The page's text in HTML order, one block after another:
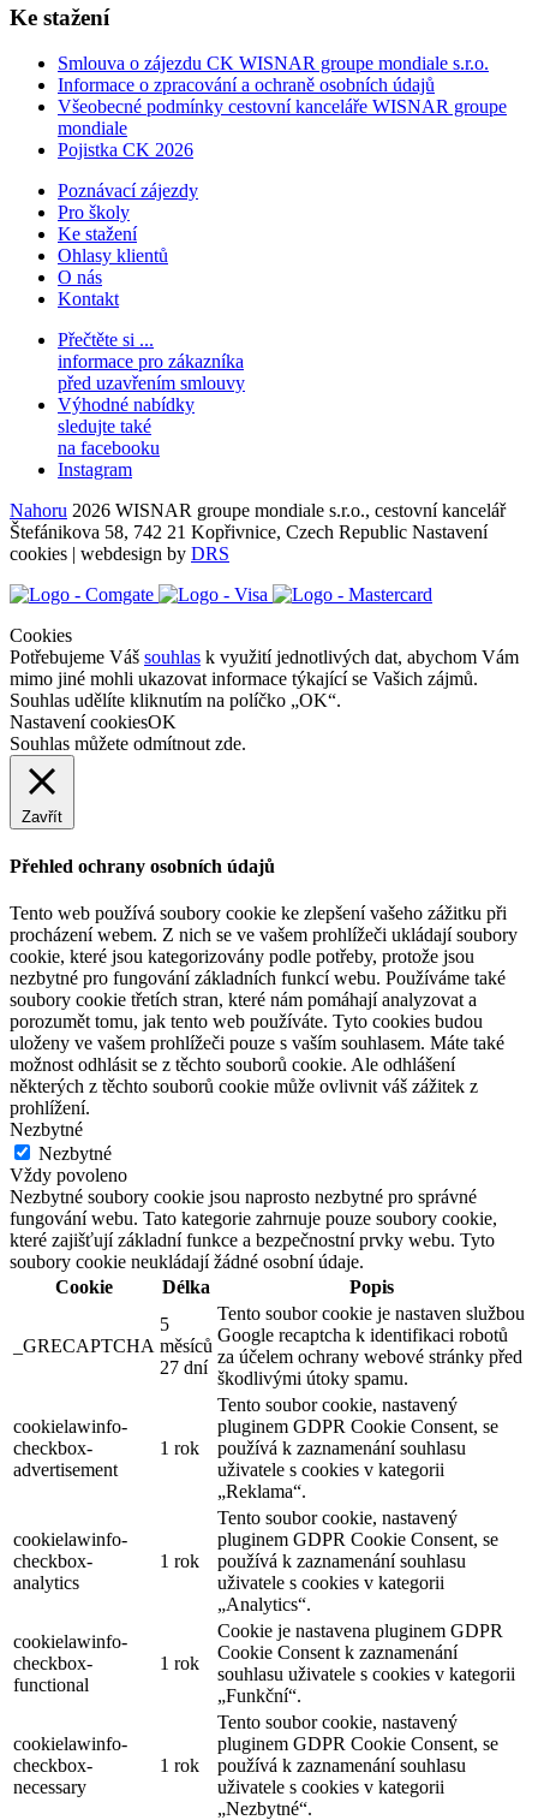
Ke stažení
Smlouva o zájezdu CK WISNAR groupe mondiale s.r.o.
Informace o zpracování a ochraně osobních údajů
Všeobecné podmínky cestovní kanceláře WISNAR groupe
mondiale
Pojistka CK 2026
Poznávací zájezdy
Pro školy
Ke stažení
Ohlasy klientů
O nás
Kontakt
Přečtěte si ...
informace pro zákazníka
před uzavřením smlouvy
Výhodné nabídky
sledujte také
na facebooku
Instagram
Nahoru 2026 WISNAR groupe mondiale s.r.o., cestovní kancelář
Štefánikova 58, 742 21 Kopřivnice, Czech Republic Nastavení
cookies | webdesign by DRS
Cookies
Potřebujeme Váš souhlas k využití jednotlivých dat, abychom Vám
mimo jiné mohli ukazovat informace týkající se Vašich zájmů.
Souhlas udělíte kliknutím na políčko „OK“.
Nastavení cookiesOK
Souhlas můžete odmítnout zde.
Zavřít
Přehled ochrany osobních údajů
Tento web používá soubory cookie ke zlepšení vašeho zážitku při
procházení webem. Z nich se ve vašem prohlížeči ukládají soubory
cookie, které jsou kategorizovány podle potřeby, protože jsou
nezbytné pro fungování základních funkcí webu. Používáme také
soubory cookie třetích stran, které nám pomáhají analyzovat a
porozumět tomu, jak tento web používáte. Tyto cookies budou
uloženy ve vašem prohlížeči pouze s vaším souhlasem. Máte také
možnost odhlásit se z těchto souborů cookie. Ale odhlášení
některých z těchto souborů cookie může ovlivnit váš zážitek z
prohlížení.
Nezbytné
Nezbytné
Vždy povoleno
Nezbytné soubory cookie jsou naprosto nezbytné pro správné
fungování webu. Tato kategorie zahrnuje pouze soubory cookie,
které zajišťují základní funkce a bezpečnostní prvky webu. Tyto
soubory cookie neukládají žádné osobní údaje.
Cookie
Délka Popis
_GRECAPTCHA
5
měsíců
27 dní
Tento soubor cookie je nastaven službou
Google recaptcha k identifikaci robotů
za účelem ochrany webové stránky před
škodlivými útoky spamu.
cookielawinfo-
checkbox-
advertisement
1 rok
Tento soubor cookie, nastavený
pluginem GDPR Cookie Consent, se
používá k zaznamenání souhlasu
uživatele s cookies v kategorii
„Reklama“.
cookielawinfo-
checkbox-
analytics
1 rok
Tento soubor cookie, nastavený
pluginem GDPR Cookie Consent, se
používá k zaznamenání souhlasu
uživatele s cookies v kategorii
„Analytics“.
cookielawinfo-
checkbox-
functional
1 rok
Cookie je nastavena pluginem GDPR
Cookie Consent k zaznamenání
souhlasu uživatele s cookies v kategorii
„Funkční“.
cookielawinfo-
checkbox-
necessary
1 rok
Tento soubor cookie, nastavený
pluginem GDPR Cookie Consent, se
používá k zaznamenání souhlasu
uživatele s cookies v kategorii
„Nezbytné“.